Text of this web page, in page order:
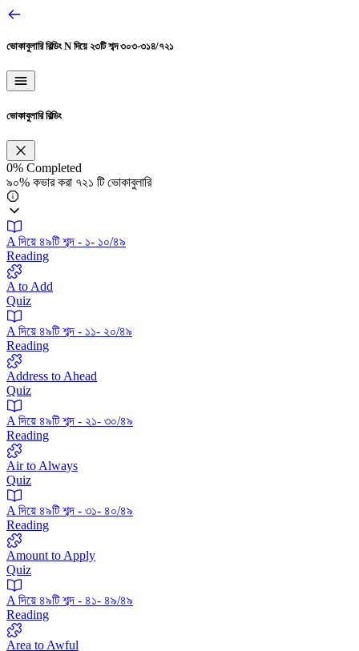
ভোকাবুলারি বিল্ডিংN দিয়ে ২৩টি শব্দ ৩০৩-৩১৪/৭২১
ভোকাবুলারি বিল্ডিং
0% Completed
৯০% কভার করা ৭২১ টি ভোকাবুলারি
A দিয়ে ৪৯টি শব্দ - ১- ১০/৪৯
Reading
A to Add
Quiz
A দিয়ে ৪৯টি শব্দ - ১১- ২০/৪৯
Reading
Address to Ahead
Quiz
A দিয়ে ৪৯টি শব্দ - ২১- ৩০/৪৯
Reading
Air to Always
Quiz
A দিয়ে ৪৯টি শব্দ - ৩১- ৪০/৪৯
Reading
Amount to Apply
Quiz
A দিয়ে ৪৯টি শব্দ - ৪১- ৪৯/৪৯
Reading
Area to Awful